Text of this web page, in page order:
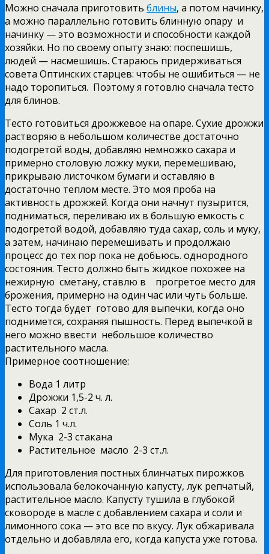
Можно сначала приготовить блины, а потом начинку,
а можно параллельно готовить блинную опару и
начинку — это возможности и способности каждой
хозяйки. Но по своему опыту знаю: поспешишь,
людей — насмешишь. Стараюсь придерживаться
совета Оптинских старцев: чтобы не ошибиться — не
надо торопиться. Поэтому я готовлю сначала тесто
для блинов.
Тесто готовиться дрожжевое на опаре. Сухие дрожжи
растворяю в небольшом количестве достаточно
подогретой воды, добавляю немножко сахара и
примерно столовую ложку муки, перемешиваю,
прикрываю листочком бумаги и оставляю в
достаточно теплом месте. Это моя проба на
активность дрожжей. Когда они начнут пузырится,
подниматься, переливаю их в большую емкость с
подогретой водой, добавляю туда сахар, соль и муку,
а затем, начинаю перемешивать и продолжаю
процесс до тех пор пока не добьюсь. однородного
состояния. Тесто должно быть жидкое похожее на
нежирную сметану, ставлю в прогретое место для
брожения, примерно на один час или чуть больше.
Тесто тогда будет готово для выпечки, когда оно
поднимется, сохраняя пышность. Перед выпечкой в
него можно ввести небольшое количество
растительного масла.
Примерное соотношение:
Вода 1 литр
Дрожжи 1,5-2 ч. л.
Сахар 2 ст.л.
Соль 1 ч.л.
Мука 2-3 стакана
Растительное масло 2-3 ст.л.
Для приготовления постных блинчатых пирожков
использовала белокочанную капусту, лук репчатый,
растительное масло. Капусту тушила в глубокой
сковороде в масле с добавлением сахара и соли и
лимонного сока — это все по вкусу. Лук обжаривала
отдельно и добавляла его, когда капуста уже готова.